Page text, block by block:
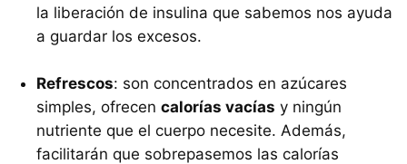
la liberación de insulina que sabemos nos ayuda
a guardar los excesos.
Refrescos: son concentrados en azúcares
simples, ofrecen calorías vacías y ningún
nutriente que el cuerpo necesite. Además,
facilitarán que sobrepasemos las calorías